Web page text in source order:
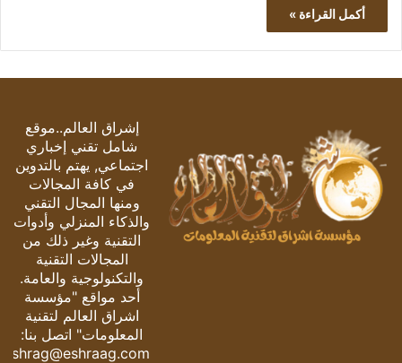
أكمل القراءة »
إشراق العالم..موقع
شامل تقني إخباري
اجتماعي, يهتم بالتدوين
في كافة المجالات
ومنها المجال التقني
والذكاء المنزلي وأدوات
التقنية وغير ذلك من
المجالات التقنية
والتكنولوجية والعامة.
أحد مواقع "مؤسسة
اشراق العالم لتقنية
المعلومات" اتصل بنا:
eshrag@eshraag.com